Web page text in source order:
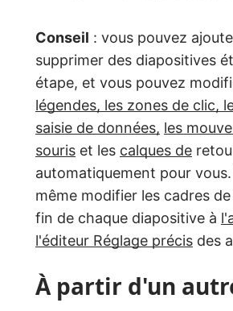
Conseil : vous pouvez
supprimer des diapositives
étape, et vous pouvez
légendes, les zones de clic,
saisie de données, les
souris et les calques de
automatiquement pour
même modifier les cadres
fin de chaque diapositive à
l'éditeur Réglage précis des
À partir d'un